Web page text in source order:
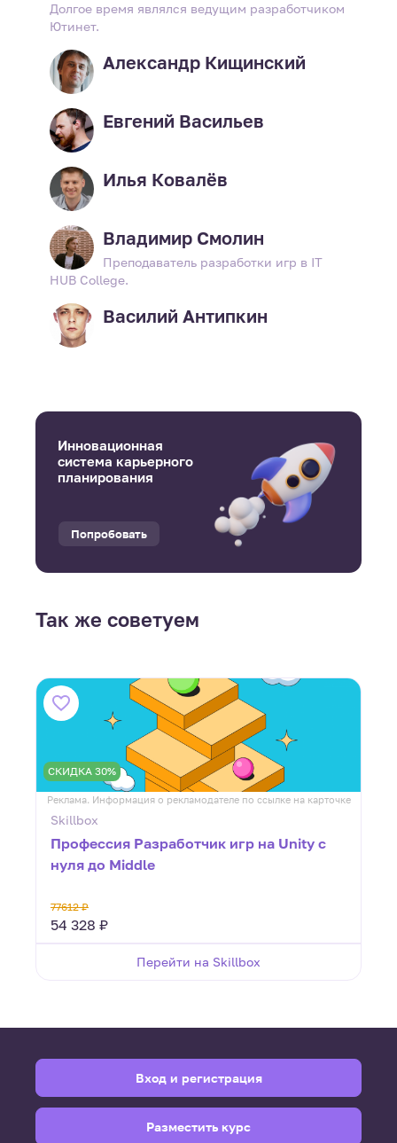
Долгое время являлся ведущим разработчиком
Ютинет.
Александр Кищинский
Евгений Васильев
Илья Ковалёв
Владимир Смолин
Преподаватель разработки игр в IT
HUB College.
Василий Антипкин
Инновационная
система карьерного
планирования
Попробовать
Так же советуем
СКИДКА 30%
Реклама. Информация о рекламодателе по ссылке на карточке
Skillbox
Профессия Разработчик игр на Unity с
нуля до Middle
77612 ₽
54 328 ₽
Перейти на Skillbox
Вход и регистрация
Разместить курс